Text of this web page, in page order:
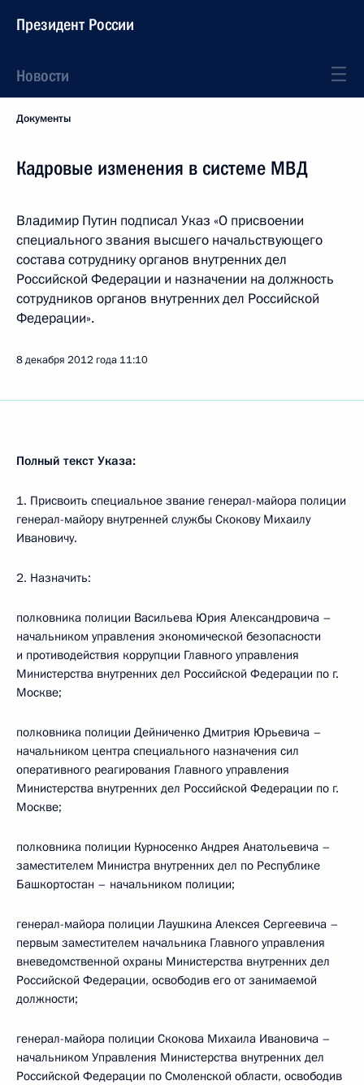
Президент России
Новости
Документы
Кадровые изменения в системе МВД
Владимир Путин подписал Указ «О присвоении
специального звания высшего начальствующего
состава сотруднику органов внутренних дел
Российской Федерации и назначении на должность
сотрудников органов внутренних дел Российской
Федерации».
8 декабря 2012 года 11:10
Полный текст Указа:
1. Присвоить специальное звание генерал-майора полиции
генерал-майору внутренней службы Скокову Михаилу
Ивановичу.
2. Назначить:
полковника полиции Васильева Юрия Александровича –
начальником управления экономической безопасности
и противодействия коррупции Главного управления
Министерства внутренних дел Российской Федерации по г.
Москве;
полковника полиции Дейниченко Дмитрия Юрьевича –
начальником центра специального назначения сил
оперативного реагирования Главного управления
Министерства внутренних дел Российской Федерации по г.
Москве;
полковника полиции Курносенко Андрея Анатольевича –
заместителем Министра внутренних дел по Республике
Башкортостан – начальником полиции;
генерал-майора полиции Лаушкина Алексея Сергеевича –
первым заместителем начальника Главного управления
вневедомственной охраны Министерства внутренних дел
Российской Федерации, освободив его от занимаемой
должности;
генерал-майора полиции Скокова Михаила Ивановича –
начальником Управления Министерства внутренних дел
Российской Федерации по Смоленской области, освободив